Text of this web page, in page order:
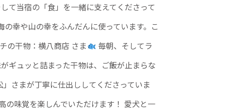
て当宿の「食」を一緒に支えてくださって
幸や山の幸をふんだんに使っています。こ
の干物：横八商店 さま
毎朝、そしてラ
ギュッと詰まった干物は、ご飯が止まらな
さまが丁寧に仕出ししてくださっていま
の味覚を楽しんでいただけます！ 愛犬と一